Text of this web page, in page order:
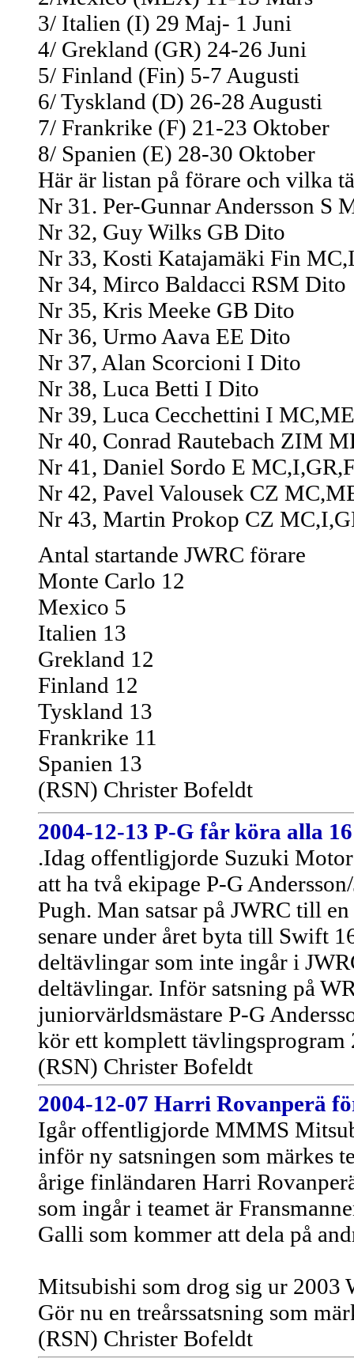
3/ Italien (I) 29 Maj- 1 Juni
4/ Grekland (GR) 24-26 Juni
5/ Finland (Fin) 5-7 Augusti
6/ Tyskland (D) 26-28 Augusti
7/ Frankrike (F) 21-23 Oktober
8/ Spanien (E) 28-30 Oktober
Här är listan på förare och vilka
Nr 31. Per-Gunnar Andersson S
Nr 32, Guy Wilks GB Dito
Nr 33, Kosti Katajamäki Fin
Nr 34, Mirco Baldacci RSM Dito
Nr 35, Kris Meeke GB Dito
Nr 36, Urmo Aava EE Dito
Nr 37, Alan Scorcioni I Dito
Nr 38, Luca Betti I Dito
Nr 39, Luca Cecchettini I
Nr 40, Conrad Rautebach ZIM
Nr 41, Daniel Sordo E
Nr 42, Pavel Valousek CZ
Nr 43, Martin Prokop CZ
Antal startande JWRC förare
Monte Carlo 12
Mexico 5
Italien 13
Grekland 12
Finland 12
Tyskland 13
Frankrike 11
Spanien 13
(RSN) Christer Bofeldt
2004-12-13 P-G får köra alla
.Idag offentligjorde Suzuki
att ha två ekipage P-G
Pugh. Man satsar på JWRC till
senare under året byta till Swift
deltävlingar som inte ingår i
deltävlingar. Inför satsning på
juniorvärldsmästare P-G
kör ett komplett tävlingsprogram
(RSN) Christer Bofeldt
2004-12-07 Harri Rovanperä
Igår offentligjorde MMMS
inför ny satsningen som märkes
årige finländaren Harri
som ingår i teamet är
Galli som kommer att dela på
Mitsubishi som drog sig ur 2003
Gör nu en treårssatsning som
(RSN) Christer Bofeldt